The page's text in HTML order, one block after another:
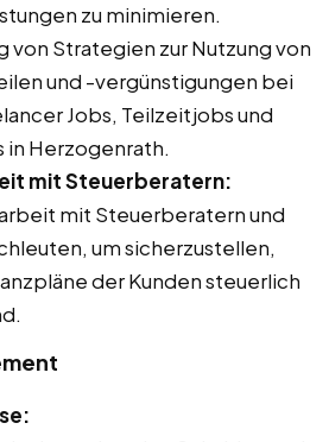
zu minimieren.
von Strategien zur Nutzung von
und -vergünstigungen bei
Jobs, Teilzeitjobs und
Herzogenrath.
mit Steuerberatern:
mit Steuerberatern und
um sicherzustellen,
der Kunden steuerlich